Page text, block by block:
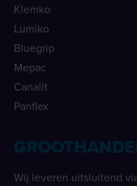
Klemko
Lumiko
Bluegrip
Mepac
Canalit
Panflex
Wij leveren uitsluitend